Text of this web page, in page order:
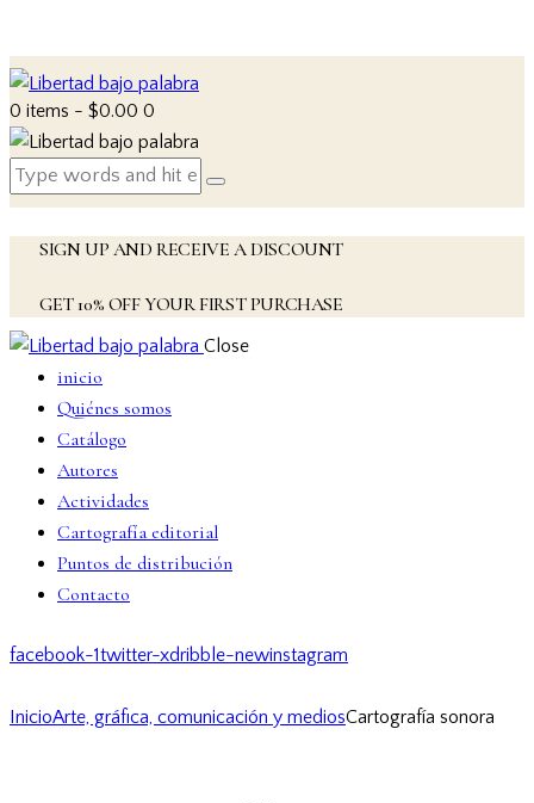
0 items - $0.00 0
SIGN UP AND RECEIVE A DISCOUNT
GET 10% OFF YOUR FIRST PURCHASE
Close
inicio
Quiénes somos
Catálogo
Autores
Actividades
Cartografía editorial
Puntos de distribución
Contacto
facebook-1twitter-xdribble-newinstagram
InicioArte, gráfica, comunicación y mediosCartografía sonora